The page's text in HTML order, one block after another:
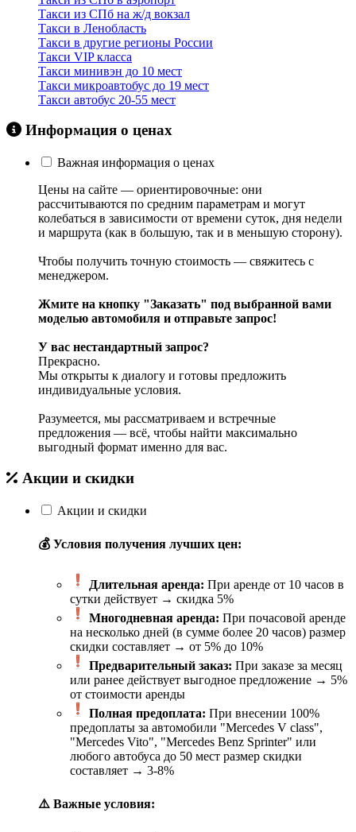
Такси из СПб на ж/д вокзал
Такси в Ленобласть
Такси в другие регионы России
Такси VIP класса
Такси минивэн до 10 мест
Такси микроавтобус до 19 мест
Такси автобус 20-55 мест
Информация о ценах
Важная информация о ценах
Цены на сайте — ориентировочные: они
рассчитываются по средним параметрам и могут
колебаться в зависимости от времени суток, дня недели
и маршрута (как в большую, так и в меньшую сторону).
Чтобы получить точную стоимость — свяжитесь с
менеджером.
Жмите на кнопку "Заказать" под выбранной вами
моделью автомобиля и отправьте запрос!
У вас нестандартный запрос?
Прекрасно.
Мы открыты к диалогу и готовы предложить
индивидуальные условия.
Разумеется, мы рассматриваем и встречные
предложения — всё, чтобы найти максимально
выгодный формат именно для вас.
Акции и скидки
Акции и скидки
💰 Условия получения лучших цен:
Длительная аренда: При аренде от 10 часов в
сутки действует → скидка 5%
Многодневная аренда: При почасовой аренде
на несколько дней (в сумме более 20 часов) размер
скидки составляет → от 5% до 10%
Предварительный заказ: При заказе за месяц
или ранее действует выгодное предложение → 5%
от стоимости аренды
Полная предоплата: При внесении 100%
предоплаты за автомобили "Mercedes V class",
"Mercedes Vito", "Mercedes Benz Sprinter" или
любого автобуса до 50 мест размер скидки
составляет → 3-8%
⚠️ Важные условия: